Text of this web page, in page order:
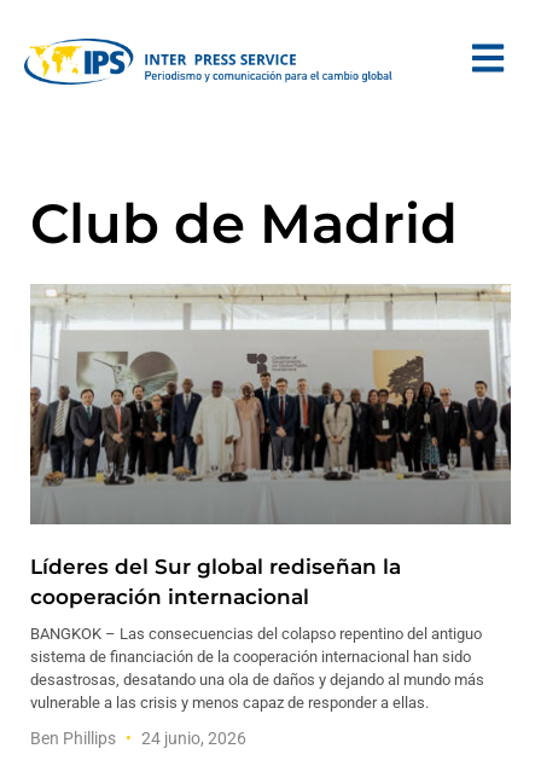
Club de Madrid
Líderes del Sur global rediseñan la
cooperación internacional
BANGKOK – Las consecuencias del colapso repentino del antiguo
sistema de financiación de la cooperación internacional han sido
desastrosas, desatando una ola de daños y dejando al mundo más
vulnerable a las crisis y menos capaz de responder a ellas.
Ben Phillips 24 junio, 2026